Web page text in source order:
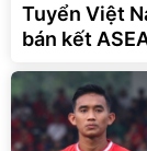
Tuyển Việt
bán kết